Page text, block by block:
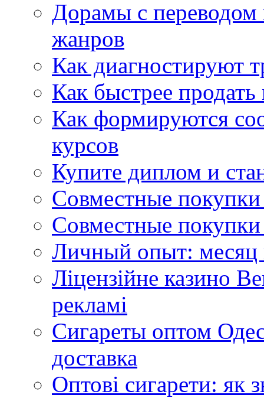
Дорамы с переводом
жанров
Как диагностируют
Как быстрее
Как формируются
курсов
Купите диплом и
Совместные
Совместные покупки
Личный опыт: месяц
Ліцензійне казино
рекламі
Сигареты оптом
доставка
Оптові сигарети: як